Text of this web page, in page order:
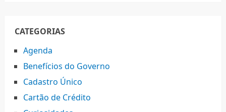
CATEGORIAS
Agenda
Benefícios do Governo
Cadastro Único
Cartão de Crédito